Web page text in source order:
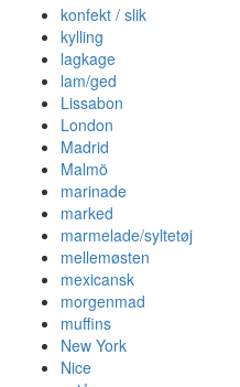
konfekt / slik
kylling
lagkage
lam/ged
Lissabon
London
Madrid
Malmö
marinade
marked
marmelade/syltetøj
mellemøsten
mexicansk
morgenmad
muffins
New York
Nice